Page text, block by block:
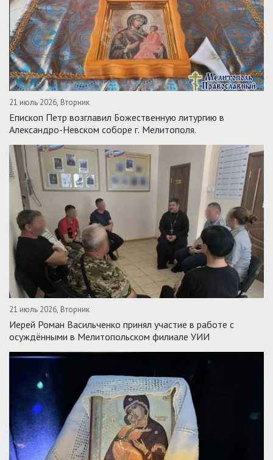
21 июль 2026, Вторник
Епископ Петр возглавил Божественную литургию в
Александро-Невском соборе г. Мелитополя.
21 июль 2026, Вторник
Иерей Роман Васильченко принял участие в работе с
осуждёнными в Мелитопольском филиале УИИ